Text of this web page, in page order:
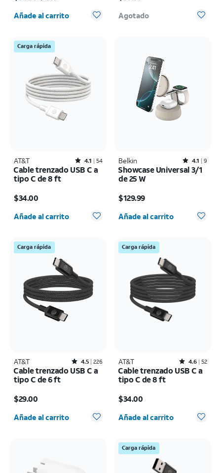
Cantidad seleccionada: 0
Añade al carrito Agotado
Carga rápida
AT&T Rated4.1out of 5 stars with54reviews
4.1 54
Cable trenzado USB C a
tipo C de 8 ft
$34.00
Cantidad seleccionada: 0
Añade al carrito
Belkin Rated4.1out of 5 stars with9reviews
4.1 9
Showcase Universal 3/1
de 25 W
$129.99
Cantidad seleccionada: 0
Añade al carrito
Carga rápida
AT&T Rated4.5out of 5 stars with226reviews
4.5 226
Cable trenzado USB C a
tipo C de 6 ft
$29.00
Cantidad seleccionada: 0
Añade al carrito
Carga rápida
AT&T Rated4.6out of 5 stars with52reviews
4.6 52
Cable trenzado USB C a
tipo C de 8 ft
$34.00
Cantidad seleccionada: 0
Añade al carrito
Carga rápida